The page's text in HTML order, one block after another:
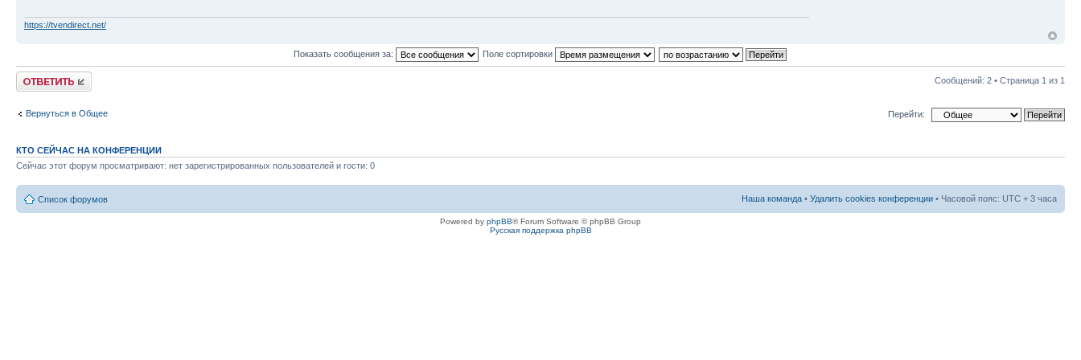
https://tvendirect.net/
Показать сообщения за: Поле сортировки
Ответить Сообщений: 2 • Страница 1 из 1
Вернуться в Общее Перейти:
КТО СЕЙЧАС НА КОНФЕРЕНЦИИ
Сейчас этот форум просматривают: нет зарегистрированных пользователей и гости: 0
Список форумов Наша команда • Удалить cookies конференции • Часовой пояс: UTC + 3 часа
Powered by phpBB® Forum Software © phpBB Group
Русская поддержка phpBB